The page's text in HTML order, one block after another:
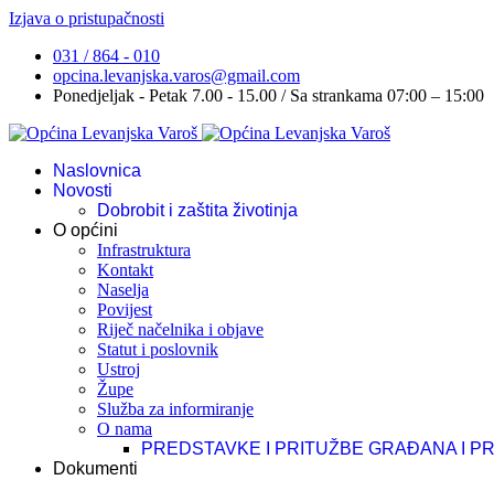
Izjava o pristupačnosti
031 / 864 - 010
opcina.levanjska.varos@gmail.com
Ponedjeljak - Petak 7.00 - 15.00 / Sa strankama 07:00 – 15:00
Naslovnica
Novosti
Dobrobit i zaštita životinja
O općini
Infrastruktura
Kontakt
Naselja
Povijest
Riječ načelnika i objave
Statut i poslovnik
Ustroj
Župe
Služba za informiranje
O nama
PREDSTAVKE I PRITUŽBE GRAĐANA I
Dokumenti